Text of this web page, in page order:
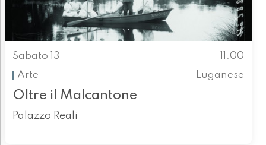
Sabato 13
11.00
Arte
Luganese
Oltre il Malcantone
Palazzo Reali